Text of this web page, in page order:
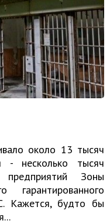
около 13 тысяч
- несколько тысяч
Зоны
гарантированного
Кажется, будто бы